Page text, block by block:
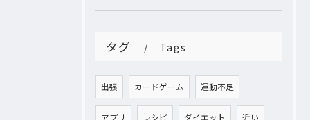
タグ Tags
出張 カードゲーム 運動不足
アプリ レシピ ダイエット 近い